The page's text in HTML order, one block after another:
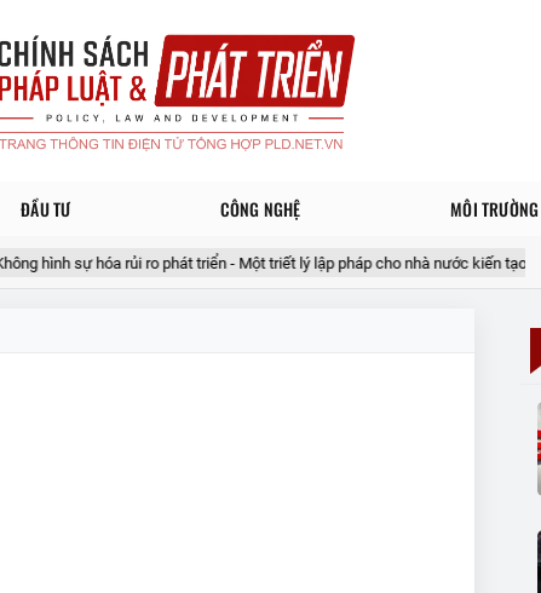
ĐẦU TƯ CÔNG NGHỆ MÔI TRƯỜNG
hình sự hóa rủi ro phát triển - Một triết lý lập pháp cho nhà nước kiến tạo